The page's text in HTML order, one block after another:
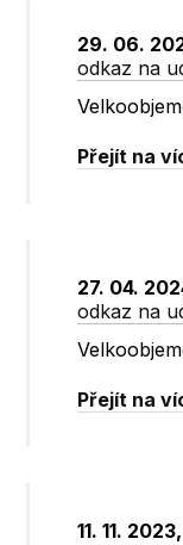
29. 06.
odkaz na
Přejít na
27. 04.
odkaz na
Přejít na
11. 11.